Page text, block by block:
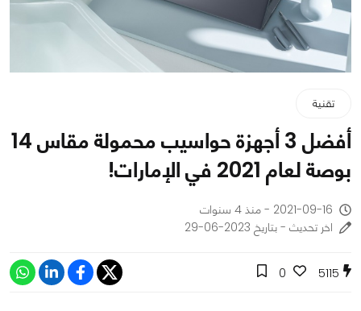
تقنية
أفضل 3 أجهزة حواسيب محمولة مقاس 14
بوصة لعام 2021 في الإمارات!
2021-09-16 - منذ 4 سنوات
اخر تحديث - بتاريخ 2023-06-29
5115
0